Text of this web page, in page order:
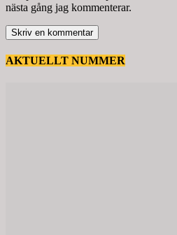
nästa gång jag kommenterar.
AKTUELLT NUMMER